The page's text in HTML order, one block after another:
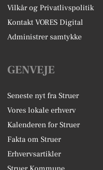
Vilkår og Privatlivspolitik
Kontakt VORES Digital
Administrer samtykke
GENVEJE
Seneste nyt fra Struer
Vores lokale erhverv
Kalenderen for Struer
Fakta om Struer
Erhvervsartikler